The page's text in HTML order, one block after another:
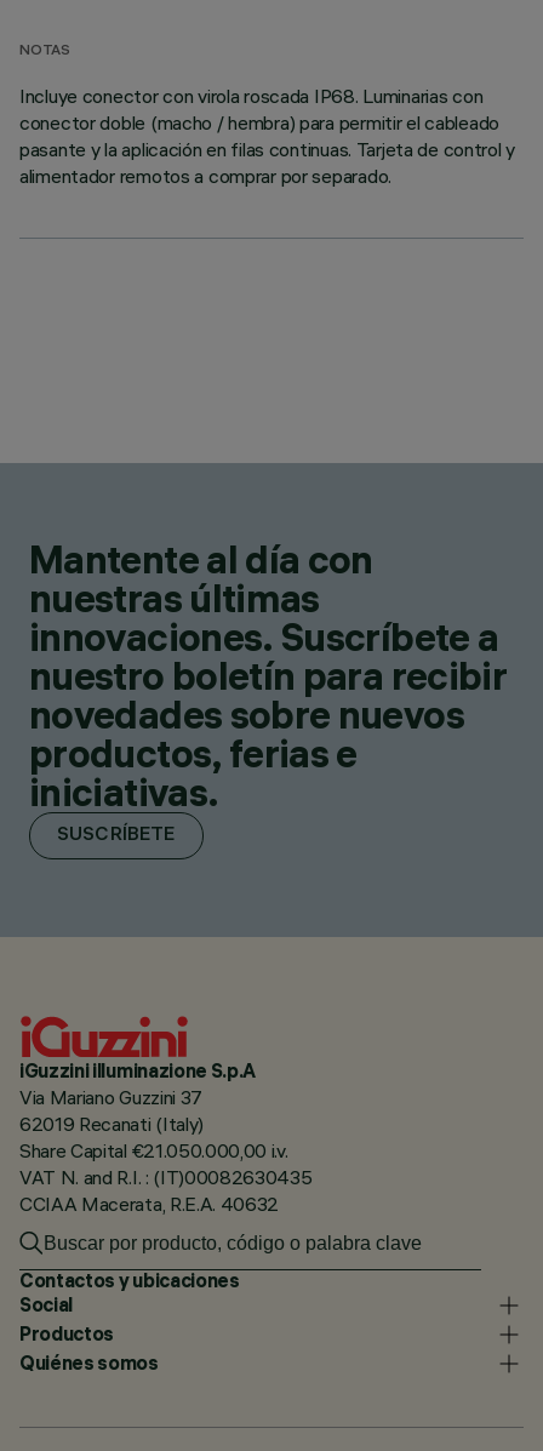
NOTAS
Incluye conector con virola roscada IP68. Luminarias con
conector doble (macho / hembra) para permitir el cableado
pasante y la aplicación en filas continuas. Tarjeta de control y
alimentador remotos a comprar por separado.
Mantente al día con
nuestras últimas
innovaciones. Suscríbete a
nuestro boletín para recibir
novedades sobre nuevos
productos, ferias e
iniciativas.
SUSCRÍBETE
iGuzzini illuminazione S.p.A
Via Mariano Guzzini 37
62019 Recanati (Italy)
Share Capital €21.050.000,00 i.v.
VAT N. and R.I. : (IT)00082630435
CCIAA Macerata, R.E.A. 40632
Contactos y ubicaciones
Social
Productos
Quiénes somos